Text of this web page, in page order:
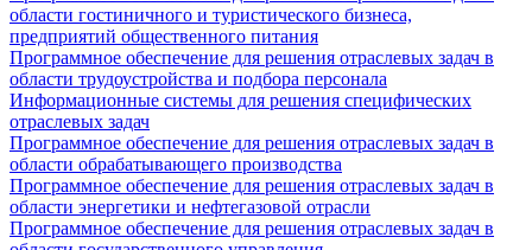
области гостиничного и туристического бизнеса,
предприятий общественного питания
Программное обеспечение для решения отраслевых задач в
области трудоустройства и подбора персонала
Информационные системы для решения специфических
отраслевых задач
Программное обеспечение для решения отраслевых задач в
области обрабатывающего производства
Программное обеспечение для решения отраслевых задач в
области энергетики и нефтегазовой отрасли
Программное обеспечение для решения отраслевых задач в